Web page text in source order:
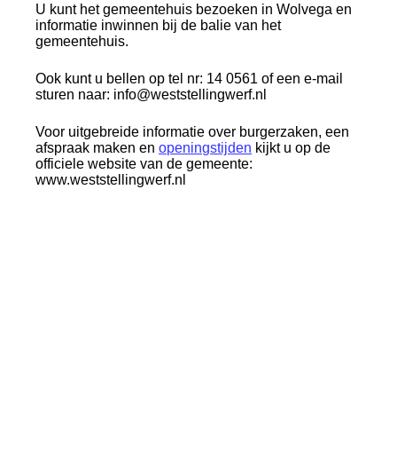
U kunt het gemeentehuis bezoeken in Wolvega en
informatie inwinnen bij de balie van het
gemeentehuis.
Ook kunt u bellen op tel nr: 14 0561 of een e-mail
sturen naar: info@weststellingwerf.nl
Voor uitgebreide informatie over burgerzaken, een
afspraak maken enopeningstijden kijkt u op de
officiele website van de gemeente:
www.weststellingwerf.nl